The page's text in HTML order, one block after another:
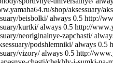
shop/aksessuary/
beisbolki/ always 0.5 http://
kurtki/ always 0.5 http://
neoriginalnye-zapchasti/
podshlemniki/ always 0.5
vizory/ always 0.5 http://